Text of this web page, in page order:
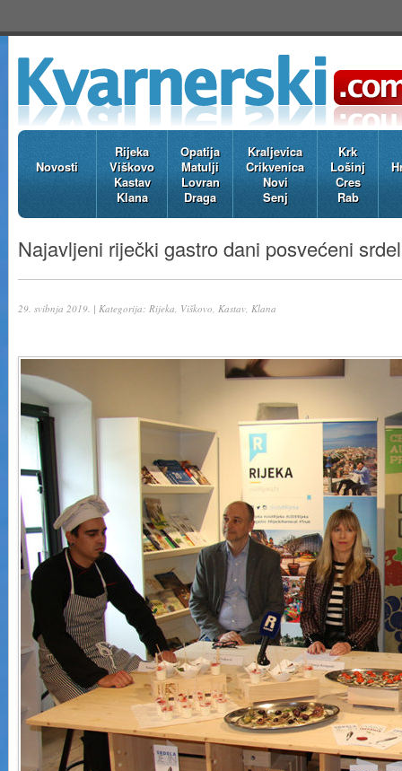
Novosti
Rijeka
Viškovo
Kastav
Klana
Opatija
Matulji
Lovran
Draga
Kraljevica
Crikvenica
Novi
Senj
Krk
Lošinj
Cres
Rab
Najavljeni riječki gastro dani posvećeni
29. svibnja 2019. | Kategorija: Rijeka, Viškovo, Kastav, Klana